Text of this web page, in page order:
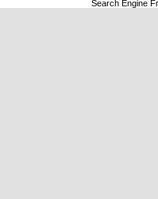
Search Engine